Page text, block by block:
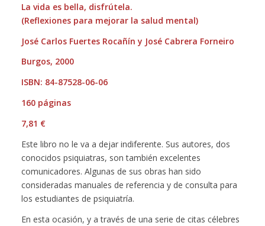
La vida es bella, disfrútela.
(Reflexiones para mejorar la salud mental)
José Carlos Fuertes Rocañín y José Cabrera Forneiro
Burgos, 2000
ISBN: 84-87528-06-06
160 páginas
7,81 €
Este libro no le va a dejar indiferente. Sus autores, dos
conocidos psiquiatras, son también excelentes
comunicadores. Algunas de sus obras han sido
consideradas manuales de referencia y de consulta para
los estudiantes de psiquiatría.
En esta ocasión, y a través de una serie de citas célebres